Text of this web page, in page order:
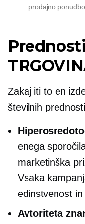
prodajno
Zakaj iti to en
številnih
enega
marketinška
Vsaka
edinstvenost
Avtoriteta